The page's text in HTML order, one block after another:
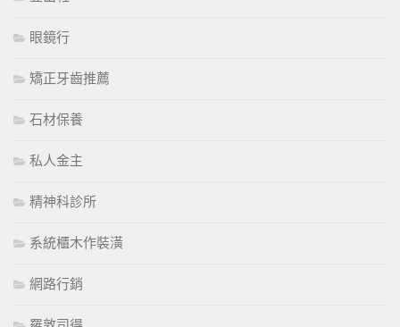
眼鏡行
矯正牙齒推薦
石材保養
私人金主
精神科診所
系統櫃木作裝潢
網路行銷